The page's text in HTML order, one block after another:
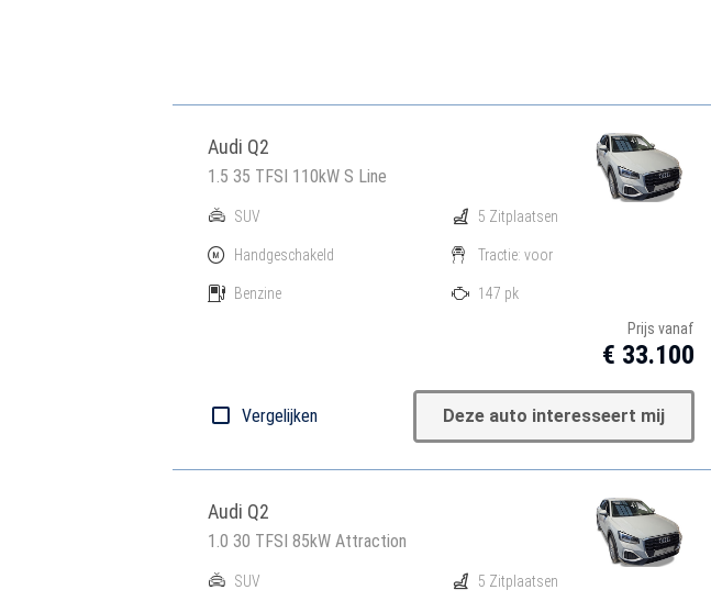
Audi Q2
1.5 35 TFSI 110kW S Line
SUV
Handgeschakeld
Benzine
5 Zitplaatsen
Tractie: voor
147 pk
Prijs vanaf
€ 33.100
Vergelijken Deze auto interesseert mij
Audi Q2
1.0 30 TFSI 85kW Attraction
SUV 5 Zitplaatsen